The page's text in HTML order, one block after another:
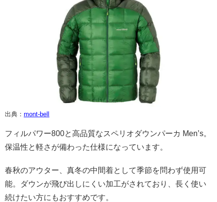
出典： mont-bell
フィルパワー800と高品質なスペリオダウンパーカ Men’s。
保温性と軽さが備わった仕様になっています。
春秋のアウター、真冬の中間着として季節を問わず使用可
能。ダウンが飛び出しにくい加工がされており、長く使い
続けたい方にもおすすめです。